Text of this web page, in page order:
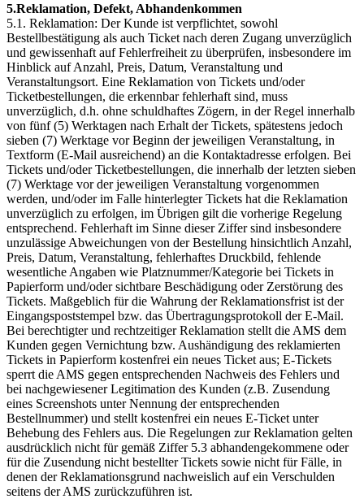
5.Reklamation, Defekt, Abhandenkommen
5.1. Reklamation: Der Kunde ist verpflichtet, sowohl
Bestellbestätigung als auch Ticket nach deren Zugang unverzüglich
und gewissenhaft auf Fehlerfreiheit zu überprüfen, insbesondere im
Hinblick auf Anzahl, Preis, Datum, Veranstaltung und
Veranstaltungsort. Eine Reklamation von Tickets und/oder
Ticketbestellungen, die erkennbar fehlerhaft sind, muss
unverzüglich, d.h. ohne schuldhaftes Zögern, in der Regel innerhalb
von fünf (5) Werktagen nach Erhalt der Tickets, spätestens jedoch
sieben (7) Werktage vor Beginn der jeweiligen Veranstaltung, in
Textform (E-Mail ausreichend) an die Kontaktadresse erfolgen. Bei
Tickets und/oder Ticketbestellungen, die innerhalb der letzten sieben
(7) Werktage vor der jeweiligen Veranstaltung vorgenommen
werden, und/oder im Falle hinterlegter Tickets hat die Reklamation
unverzüglich zu erfolgen, im Übrigen gilt die vorherige Regelung
entsprechend. Fehlerhaft im Sinne dieser Ziffer sind insbesondere
unzulässige Abweichungen von der Bestellung hinsichtlich Anzahl,
Preis, Datum, Veranstaltung, fehlerhaftes Druckbild, fehlende
wesentliche Angaben wie Platznummer/Kategorie bei Tickets in
Papierform und/oder sichtbare Beschädigung oder Zerstörung des
Tickets. Maßgeblich für die Wahrung der Reklamationsfrist ist der
Eingangspoststempel bzw. das Übertragungsprotokoll der E-Mail.
Bei berechtigter und rechtzeitiger Reklamation stellt die AMS dem
Kunden gegen Vernichtung bzw. Aushändigung des reklamierten
Tickets in Papierform kostenfrei ein neues Ticket aus; E-Tickets
sperrt die AMS gegen entsprechenden Nachweis des Fehlers und
bei nachgewiesener Legitimation des Kunden (z.B. Zusendung
eines Screenshots unter Nennung der entsprechenden
Bestellnummer) und stellt kostenfrei ein neues E-Ticket unter
Behebung des Fehlers aus. Die Regelungen zur Reklamation gelten
ausdrücklich nicht für gemäß Ziffer 5.3 abhandengekommene oder
für die Zusendung nicht bestellter Tickets sowie nicht für Fälle, in
denen der Reklamationsgrund nachweislich auf ein Verschulden
seitens der AMS zurückzuführen ist.